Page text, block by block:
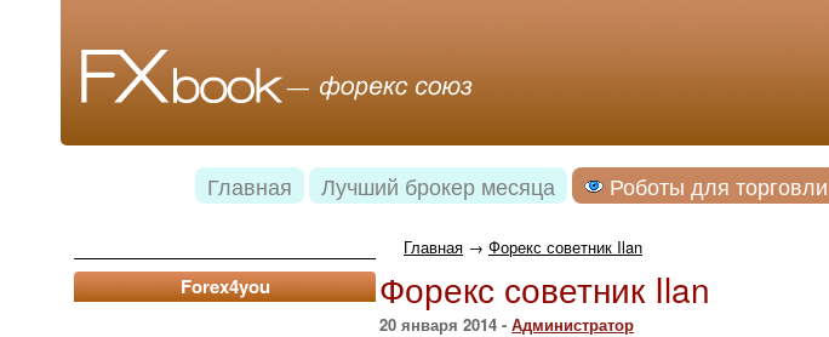
Главная Лучший брокер месяца Роботы для торговли
Forex4you
Главная → Форекс советник Ilan
Форекс советник Ilan
20 января 2014 - Администратор